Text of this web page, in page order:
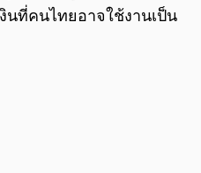
นที่คนไทยอาจใช้งานเป็น